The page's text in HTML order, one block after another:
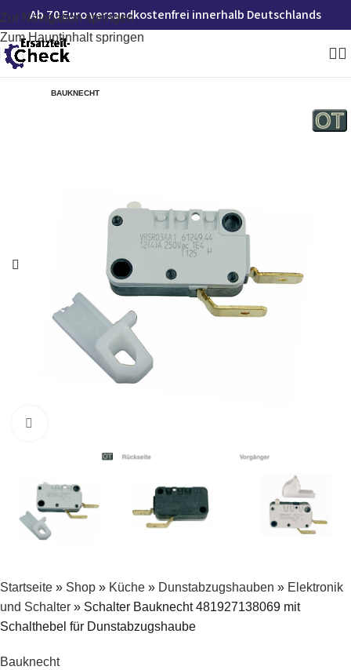
Zur Navigation springen
Zum Hauptinhalt springen
Ab 70 Euro versandkostenfrei innerhalb Deutschlands
BAUKNECHT
Startseite » Shop » Küche » Dunstabzugshauben » Elektronik
und Schalter » Schalter Bauknecht 481927138069 mit
Schalthebel für Dunstabzugshaube
Bauknecht